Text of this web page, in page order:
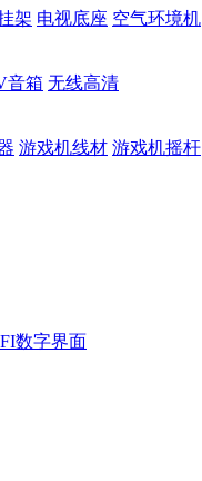
架 电视底座 空气环境机
音箱 无线高清
游戏机线材 游戏机摇杆
数字界面